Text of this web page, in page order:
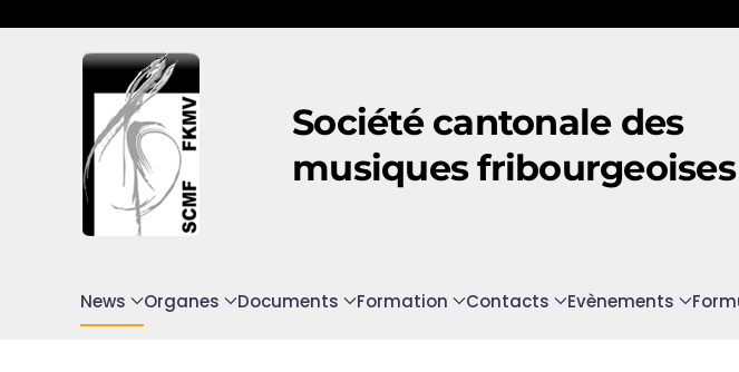
Accéder au contenu principal
Société cantonale des
musiques fribourgeoises
News Organes Documents Formation Contacts Evènements